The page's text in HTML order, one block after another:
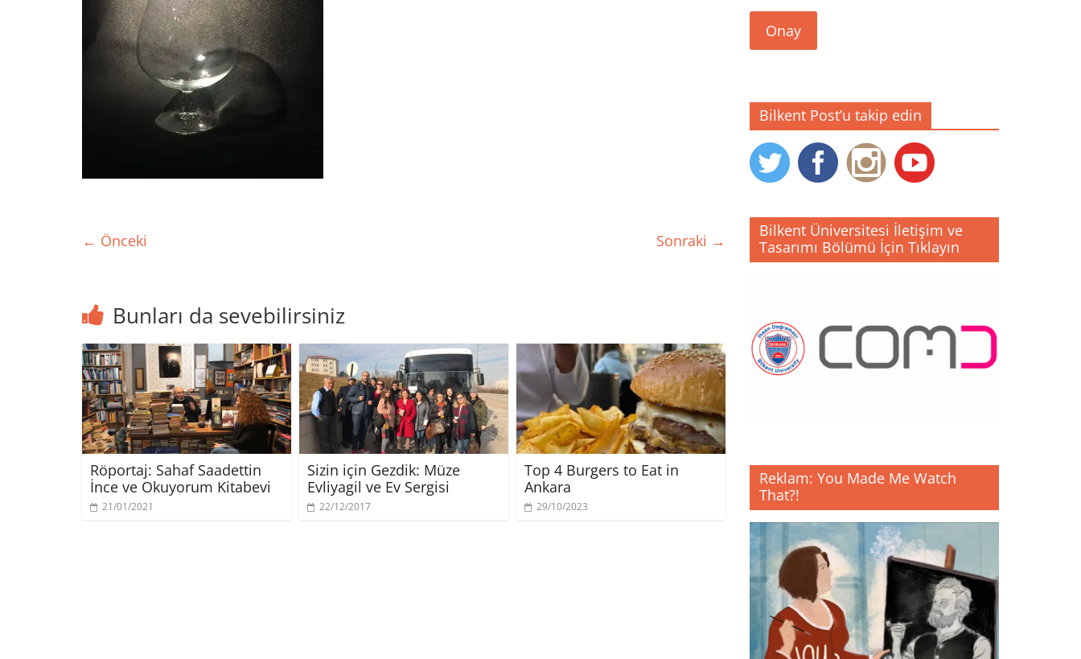
← Önceki Sonraki →
Bunları da sevebilirsiniz
Röportaj: Sahaf Saadettin
İnce ve Okuyorum Kitabevi
21/01/2021
Sizin için Gezdik: Müze
Evliyagil ve Ev Sergisi
22/12/2017
Top 4 Burgers to Eat in
Ankara
29/10/2023
Onay
Bilkent Post’u takip edin
Bilkent Üniversitesi İletişim ve
Tasarımı Bölümü İçin Tıklayın
Reklam: You Made Me Watch
That?!